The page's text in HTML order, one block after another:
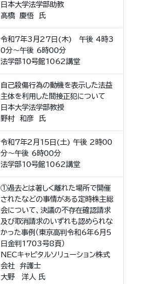
日本大学法学部助教
髙橋 慶悟 氏
令和7年3月27日(木) 午後 4時3
0分～午後 6時00分
法学部10号館1062講堂
自己殺傷行為の動機を表示した法益
主体を利用した間接正犯について
日本大学法学部教授
野村 和彦 氏
令和7年2月15日(土) 午後 2時00
分～午後 6時00分
法学部10号館1062講堂
①過去とは著しく離れた場所で開催
されたなどの事情がある定時株主総
会について、決議の不存在確認請求
及び取消請求のいずれも認められな
かった事例（東京高判令和6年6月5
日金判1703号8頁）
NECキャピタルソリューション株式
会社 弁護士
大野 洋人 氏